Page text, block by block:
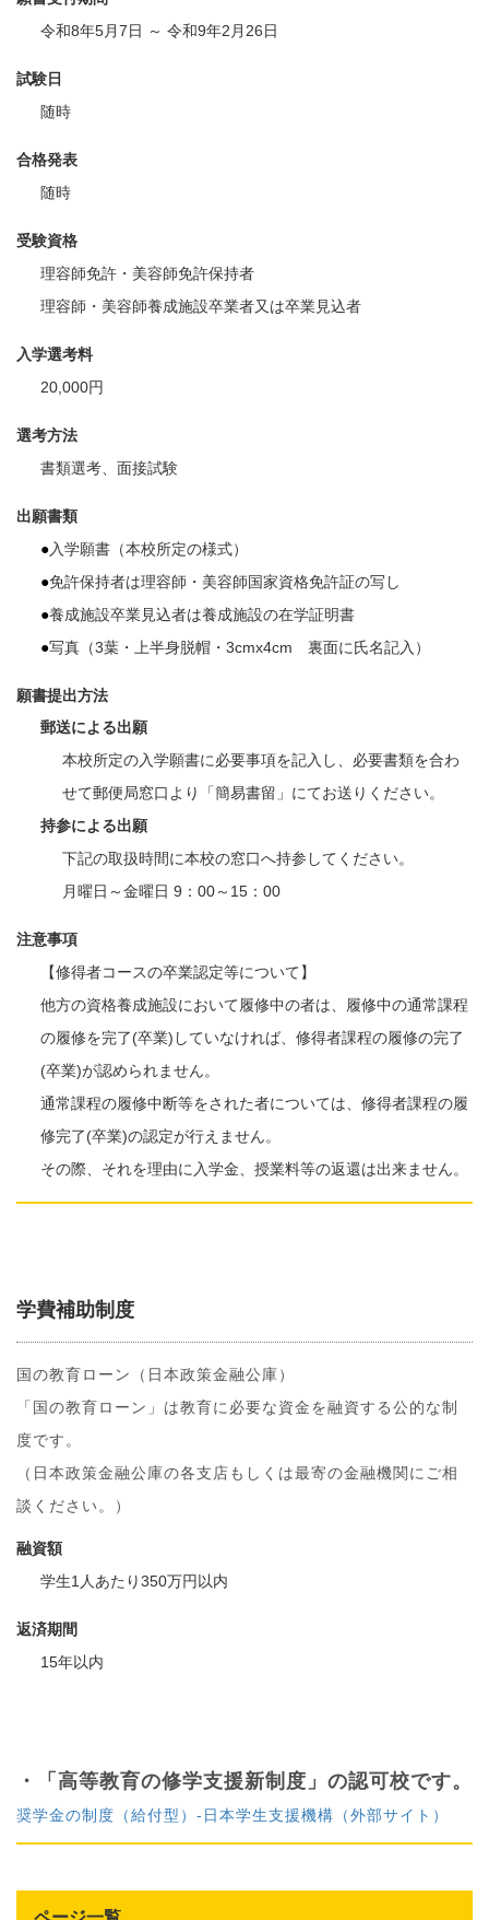
令和8年5月7日 ～ 令和9年2月26日
試験日
随時
合格発表
随時
受験資格
理容師免許・美容師免許保持者
理容師・美容師養成施設卒業者又は卒業見込者
入学選考料
20,000円
選考方法
書類選考、面接試験
出願書類
入学願書（本校所定の様式）
免許保持者は理容師・美容師国家資格免許証の写し
養成施設卒業見込者は養成施設の在学証明書
写真（3葉・上半身脱帽・3cmx4cm 裏面に氏名記入）
願書提出方法
郵送による出願
本校所定の入学願書に必要事項を記入し、必要書類を合わ
せて郵便局窓口より「簡易書留」にてお送りください。
持参による出願
下記の取扱時間に本校の窓口へ持参してください。
月曜日～金曜日 9：00～15：00
注意事項
【修得者コースの卒業認定等について】
他方の資格養成施設において履修中の者は、履修中の通常課程
の履修を完了(卒業)していなければ、修得者課程の履修の完了
(卒業)が認められません。
通常課程の履修中断等をされた者については、修得者課程の履
修完了(卒業)の認定が行えません。
その際、それを理由に入学金、授業料等の返還は出来ません。
学費補助制度
国の教育ローン（日本政策金融公庫）
「国の教育ローン」は教育に必要な資金を融資する公的な制
度です。
（日本政策金融公庫の各支店もしくは最寄の金融機関にご相
談ください。）
融資額
学生1人あたり350万円以内
返済期間
15年以内
・「高等教育の修学支援新制度」の認可校です。
奨学金の制度（給付型）-日本学生支援機構（外部サイト）